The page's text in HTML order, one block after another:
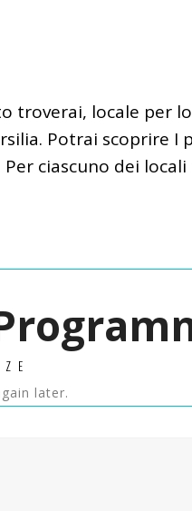
troverai, locale per
Potrai scoprire I
ciascuno dei
later.